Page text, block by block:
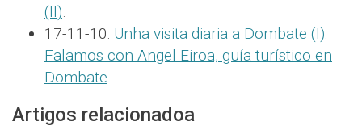
(II).
17-11-10: Unha visita diaria a Dombate (I):
Falamos con Angel Eiroa, guía turístico en
Dombate.
Artigos relacionadoa